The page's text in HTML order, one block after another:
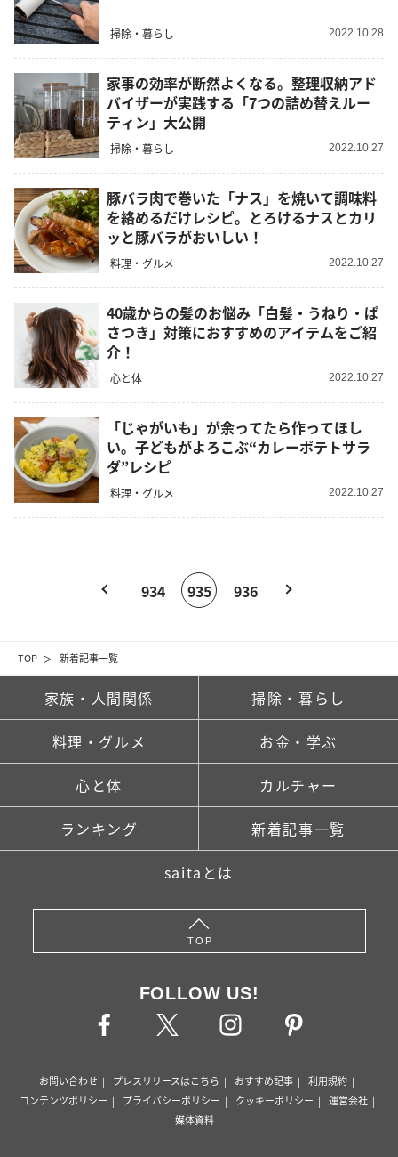
TOP 新着記事一覧
掃除・暮らし 2022.10.28
家事の効率が断然よくなる。整理収納アド
バイザーが実践する「7つの詰め替えルー
ティン」大公開
掃除・暮らし 2022.10.27
豚バラ肉で巻いた「ナス」を焼いて調味料
を絡めるだけレシピ。とろけるナスとカリ
ッと豚バラがおいしい！
料理・グルメ 2022.10.27
40歳からの髪のお悩み「白髪・うねり・ぱ
さつき」対策におすすめのアイテムをご紹
介！
心と体 2022.10.27
「じゃがいも」が余ってたら作ってほし
い。子どもがよろこぶ“カレーポテトサラ
ダ”レシピ
料理・グルメ 2022.10.27
934 935 936
家族・人間関係 掃除・暮らし
料理・グルメ お金・学ぶ
心と体 カルチャー
ランキング 新着記事一覧
saitaとは
TOP
FOLLOW US!
お問い合わせ プレスリリースはこちら おすすめ記事
利用規約
コンテンツポリシー
プライバシーポリシー クッキーポリシー
運営会社
媒体資料